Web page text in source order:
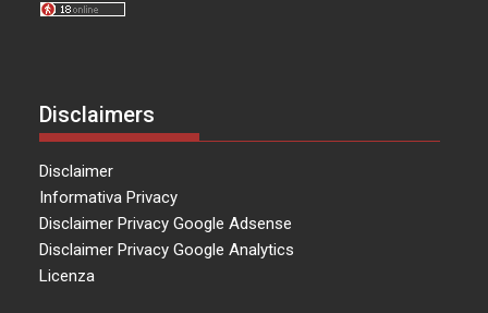
Disclaimers
Disclaimer
Informativa Privacy
Disclaimer Privacy Google Adsense
Disclaimer Privacy Google Analytics
Licenza